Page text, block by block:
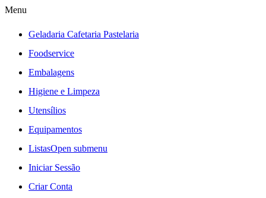
Menu
Geladaria Cafetaria Pastelaria
Foodservice
Embalagens
Higiene e Limpeza
Utensílios
Equipamentos
ListasOpen submenu
Iniciar Sessão
Criar Conta